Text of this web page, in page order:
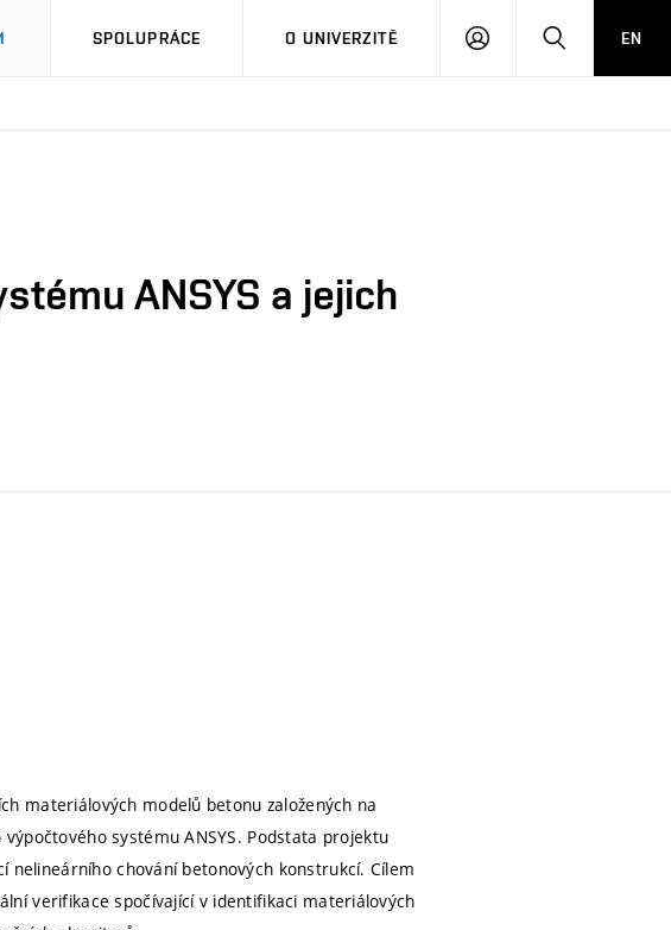
SPOLUPRÁCE O UNIVERZITĚ
PŘIHLÁSIT HLEDATEN
ANSYS a jejich
materiálových modelů betonu založených na
systému ANSYS. Podstata projektu
chování betonových konstrukcí. Cílem
verifikace spočívající v identifikaci materiálových